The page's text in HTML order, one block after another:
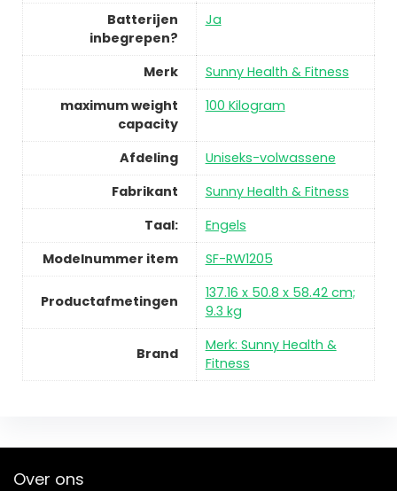
Batterijen
inbegrepen?
Ja
Merk
Sunny Health & Fitness
maximum weight
capacity
100 Kilogram
Afdeling
Uniseks-volwassene
Fabrikant
Sunny Health & Fitness
Taal:
Engels
Modelnummer item
SF-RW1205
Productafmetingen
137.16 x 50.8 x 58.42 cm;
9.3 kg
Brand
Merk: Sunny Health &
Fitness
Over ons